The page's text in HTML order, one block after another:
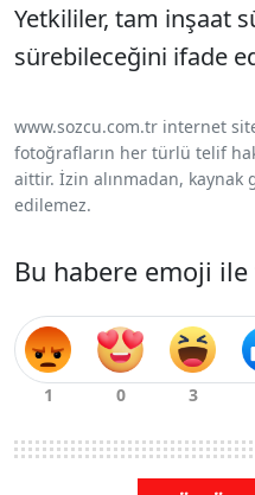
Yetkililer, tam inşaat
sürebileceğini ifade
www.sozcu.com.tr internet
fotoğrafların her türlü telif
aittir. İzin alınmadan, kaynak
edilemez.
Bu habere emoji